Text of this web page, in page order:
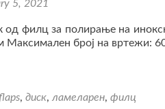
5, 2021
од филц за полирање на
број на вртежи:
, диск, ламеларен, филц